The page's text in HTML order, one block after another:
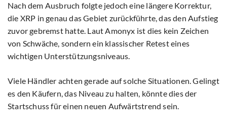
Nach dem Ausbruch folgte jedoch eine längere Korrektur,
die XRP in genau das Gebiet zurückführte, das den Aufstieg
zuvor gebremst hatte. Laut Amonyx ist dies kein Zeichen
von Schwäche, sondern ein klassischer Retest eines
wichtigen Unterstützungsniveaus.
Viele Händler achten gerade auf solche Situationen. Gelingt
es den Käufern, das Niveau zu halten, könnte dies der
Startschuss für einen neuen Aufwärtstrend sein.